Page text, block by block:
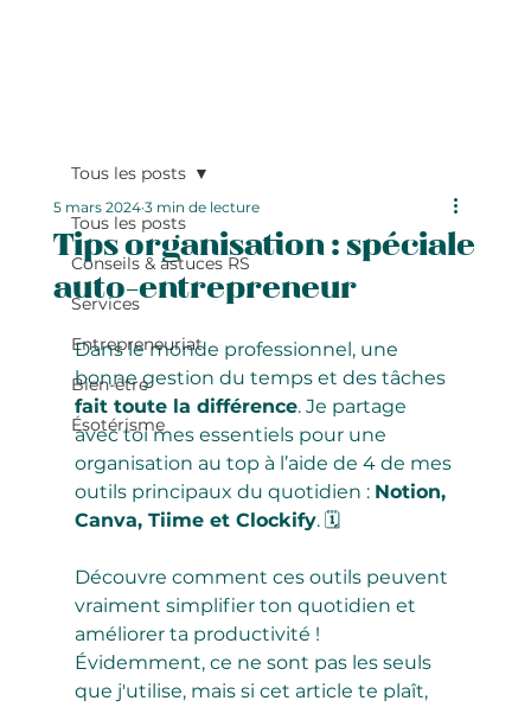
Tous les posts
Conseils & astuces RS
Services
Entrepreneuriat
Bien-être
Ésotérisme
Tous les posts
Tips organisation : spéciale
auto-entrepreneur
5 mars 2024 3 min de lecture
Dans le monde professionnel, une
bonne gestion du temps et des tâches
fait toute la différence. Je partage
avec toi mes essentiels pour une
organisation au top à l’aide de 4 de mes
outils principaux du quotidien : Notion,
Canva, Tiime et Clockify. 🗓️
Découvre comment ces outils peuvent
vraiment simplifier ton quotidien et
améliorer ta productivité !
Évidemment, ce ne sont pas les seuls
que j'utilise, mais si cet article te plaît,